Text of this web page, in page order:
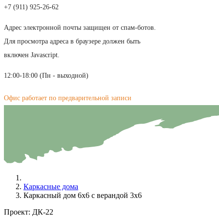
+7 (911) 925-26-62
Адрес электронной почты защищен от спам-ботов.
Для просмотра адреса в браузере должен быть
включен Javascript.
12:00-18:00 (Пн - выходной)
Офис работает по предварительной записи
Каркасные дома
Каркасный дом 6х6 с верандой 3х6
Проект: ДК-22